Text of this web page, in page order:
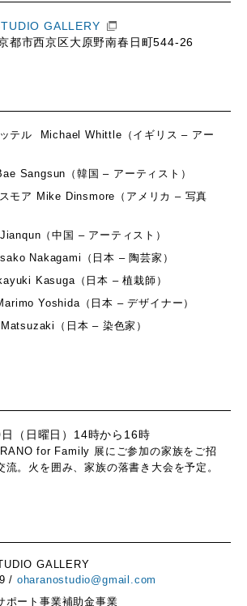
GALLERY
都市西京区大原野南春日町544-26
テル Michael Whittle（イギリス – アー
Sangsun（韓国 – アーティスト）
モア Mike Dinsmore（アメリカ – 写真
（中国 – アーティスト）
Nakagami（日本 – 陶芸家）
Kasuga（日本 – 植栽師）
Yoshida（日本 – デザイナー）
（日本 – 染色家）
（日曜日）14時から16時
for Family 展にご参加の家族をご招
流。火を囲み、家族の落書き大会を予定。
GALLERY
/ oharanostudio@gmail.com
ポート事業補助金事業